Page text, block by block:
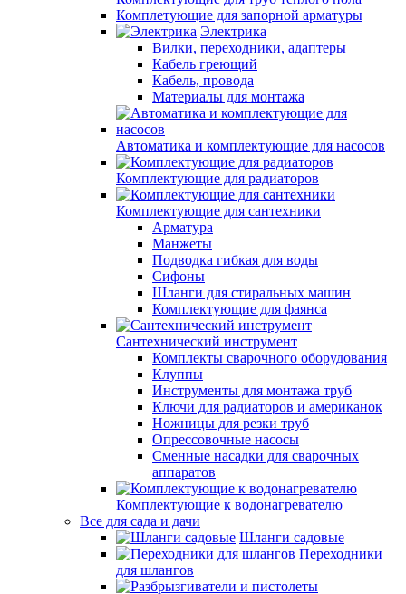
Комплетующие для запорной арматуры
Электрика
Вилки, переходники, адаптеры
Кабель греющий
Кабель, провода
Материалы для монтажа
Автоматика и комплектующие для насосов
Комплектующие для радиаторов
Комплектующие для сантехники
Арматура
Манжеты
Подводка гибкая для воды
Сифоны
Шланги для стиральных машин
Комплектующие для фаянса
Сантехнический инструмент
Комплекты сварочного оборудования
Клуппы
Инструменты для монтажа труб
Ключи для радиаторов и американок
Ножницы для резки труб
Опрессовочные насосы
Сменные насадки для сварочных
аппаратов
Комплектующие к водонагревателю
Все для сада и дачи
Шланги садовые
Переходники
для шлангов